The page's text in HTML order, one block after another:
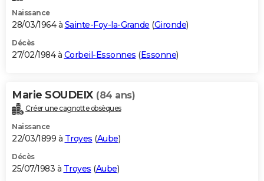
Naissance
28/03/1964 à Sainte-Foy-la-Grande (Gironde)
Décès
27/02/1984 à Corbeil-Essonnes (Essonne)
Marie SOUDEIX (84 ans)
Créer une cagnotte obsèques
Naissance
22/03/1899 à Troyes (Aube)
Décès
25/07/1983 à Troyes (Aube)